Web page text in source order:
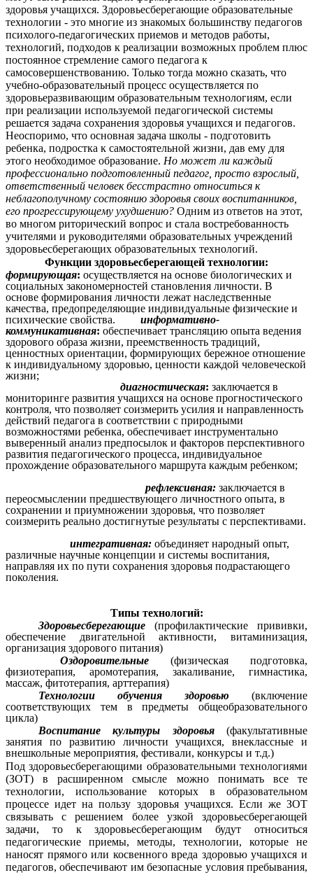
здоровья учащихся. Здоровьесберегающие образовательные
технологии - это многие из знакомых большинству педагогов
психолого-педагогических приемов и методов работы,
технологий, подходов к реализации возможных проблем плюс
постоянное стремление самого педагога к
самосовершенствованию. Только тогда можно сказать, что
учебно-образовательный процесс осуществляется по
здоровьеразвивающим образовательным технологиям, если
при реализации используемой педагогической системы
решается задача сохранения здоровья учащихся и педагогов.
Неоспоримо, что основная задача школы - подготовить
ребенка, подростка к самостоятельной жизни, дав ему для
этого необходимое образование. Но может ли каждый
профессионально подготовленный педагог, просто взрослый,
ответственный человек бесстрастно относиться к
неблагополучному состоянию здоровья своих воспитанников,
его прогрессирующему ухудшению? Одним из ответов на этот,
во многом риторический вопрос и стала востребованность
учителями и руководителями образовательных учреждений
здоровьесберегающих образовательных технологий.
Функции здоровьесберегающей технологии:
формирующая: осуществляется на основе биологических и
социальных закономерностей становления личности. В
основе формирования личности лежат наследственные
качества, предопределяющие индивидуальные физические и
психические свойства. информативно-
коммуникативная: обеспечивает трансляцию опыта ведения
здорового образа жизни, преемственность традиций,
ценностных ориентации, формирующих бережное отношение
к индивидуальному здоровью, ценности каждой человеческой
жизни;
диагностическая: заключается в
мониторинге развития учащихся на основе прогностического
контроля, что позволяет соизмерить усилия и направленность
действий педагога в соответствии с природными
возможностями ребенка, обеспечивает инструментально
выверенный анализ предпосылок и факторов перспективного
развития педагогического процесса, индивидуальное
прохождение образовательного маршрута каждым ребенком;
рефлексивная: заключается в
переосмыслении предшествующего личностного опыта, в
сохранении и приумножении здоровья, что позволяет
соизмерить реально достигнутые результаты с перспективами.
интегративная: объединяет народный опыт,
различные научные концепции и системы воспитания,
направляя их по пути сохранения здоровья подрастающего
поколения.
Типы технологий:
Здоровьесберегающие
(профилактические прививки,
обеспечение двигательной активности, витаминизация,
организация здорового питания)
Оздоровительные (физическая подготовка,
физиотерапия, аромотерапия, закаливание, гимнастика,
массаж, фитотерапия, арттерапия)
Технологии обучения здоровью (включение
соответствующих тем в предметы общеобразовательного
цикла)
Воспитание культуры здоровья(факультативные
занятия по развитию личности учащихся, внеклассные и
внешкольные мероприятия, фестивали, конкурсы и т.д.)
Под здоровьесберегающими образовательными технологиями
(ЗОТ) в расширенном смысле можно понимать все те
технологии, использование которых в образовательном
процессе идет на пользу здоровья учащихся. Если же ЗОТ
связывать с решением более узкой здоровьесберегающей
задачи, то к здоровьесберегающим будут относиться
педагогические приемы, методы, технологии, которые не
наносят прямого или косвенного вреда здоровью учащихся и
педагогов, обеспечивают им безопасные условия пребывания,